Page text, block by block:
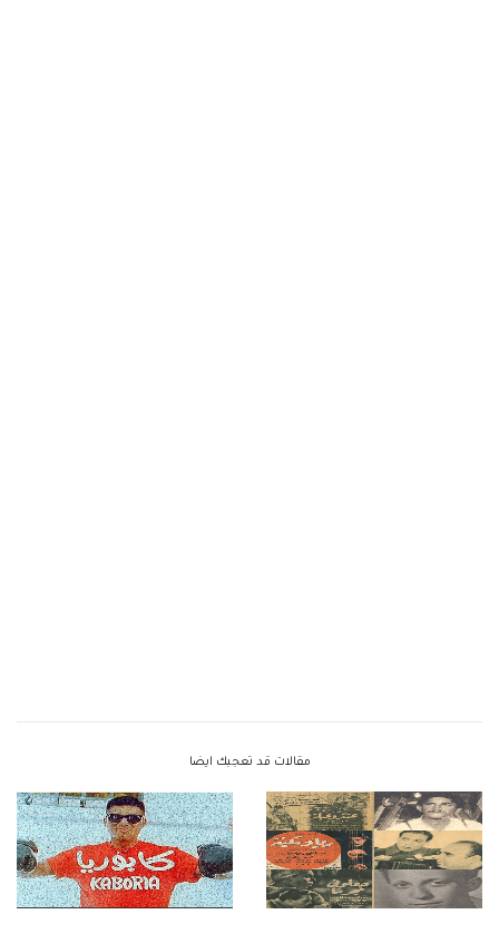
مقالات قد تعجبك ايضا